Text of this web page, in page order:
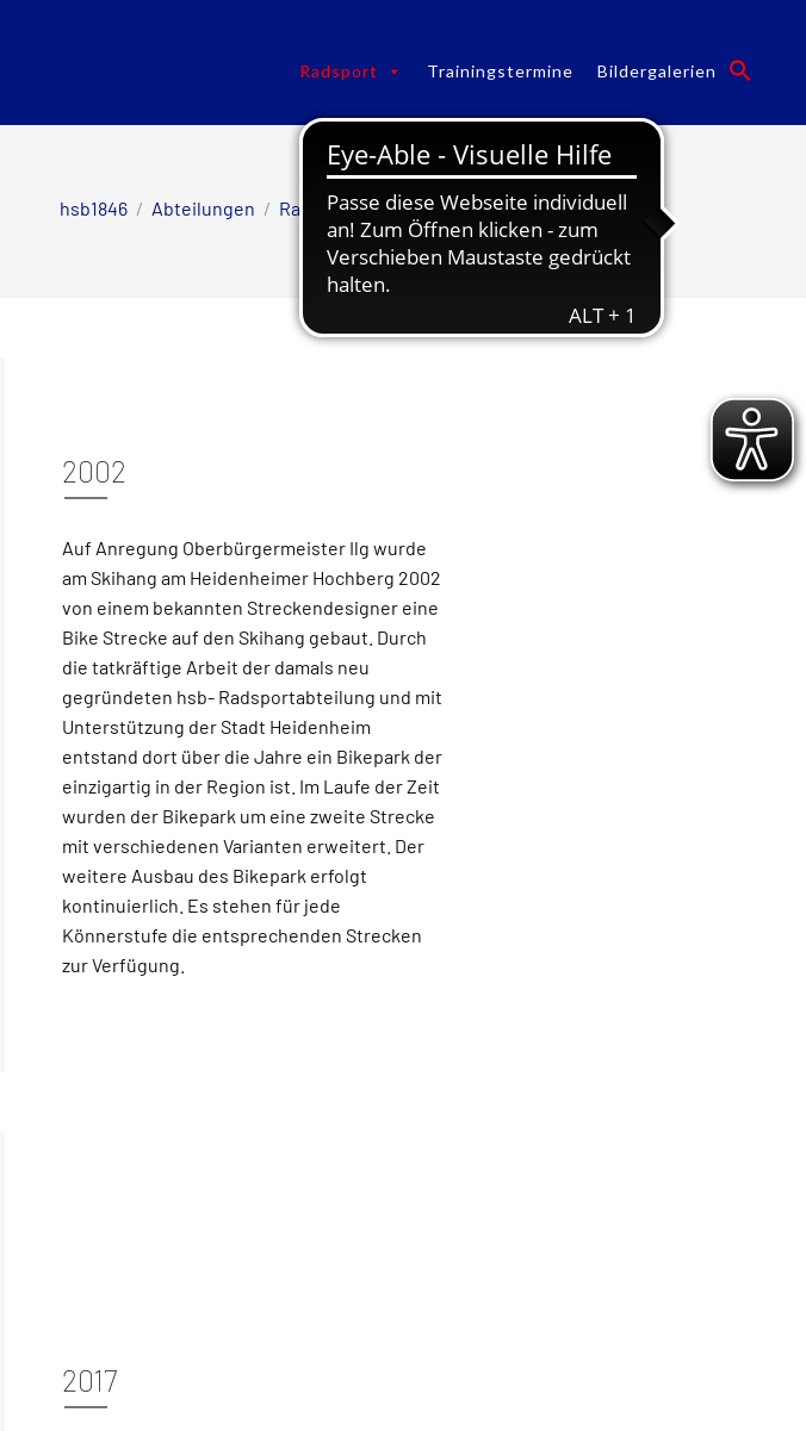
Radsport Trainingstermine Bildergalerien
hsb1846 / Abteilungen / Radsport / Geschichte Radsport
2002
Auf Anregung Oberbürgermeister Ilg wurde
am Skihang am Heidenheimer Hochberg 2002
von einem bekannten Streckendesigner eine
Bike Strecke auf den Skihang gebaut. Durch
die tatkräftige Arbeit der damals neu
gegründeten hsb- Radsportabteilung und mit
Unterstützung der Stadt Heidenheim
entstand dort über die Jahre ein Bikepark der
einzigartig in der Region ist. Im Laufe der Zeit
wurden der Bikepark um eine zweite Strecke
mit verschiedenen Varianten erweitert. Der
weitere Ausbau des Bikepark erfolgt
kontinuierlich. Es stehen für jede
Könnerstufe die entsprechenden Strecken
zur Verfügung.
2017